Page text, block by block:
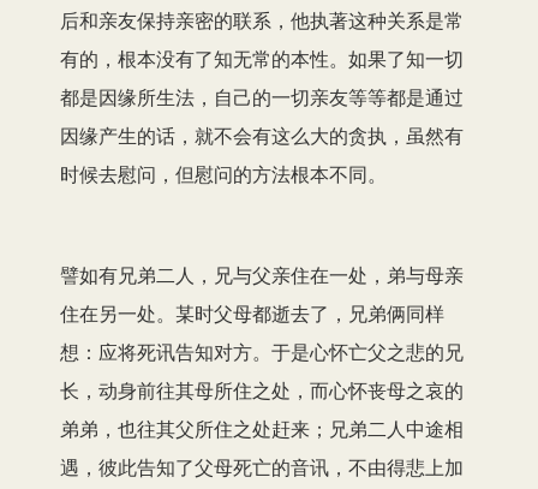
后和亲友保持亲密的联系，他执著这种关系是常
有的，根本没有了知无常的本性。如果了知一切
都是因缘所生法，自己的一切亲友等等都是通过
因缘产生的话，就不会有这么大的贪执，虽然有
时候去慰问，但慰问的方法根本不同。
譬如有兄弟二人，兄与父亲住在一处，弟与母亲
住在另一处。某时父母都逝去了，兄弟俩同样
想：应将死讯告知对方。于是心怀亡父之悲的兄
长，动身前往其母所住之处，而心怀丧母之哀的
弟弟，也往其父所住之处赶来；兄弟二人中途相
遇，彼此告知了父母死亡的音讯，不由得悲上加